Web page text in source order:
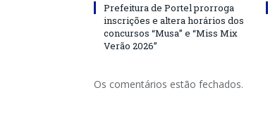
Prefeitura de Portel prorroga
inscrições e altera horários dos
concursos “Musa” e “Miss Mix
Verão 2026”
Os comentários estão fechados.